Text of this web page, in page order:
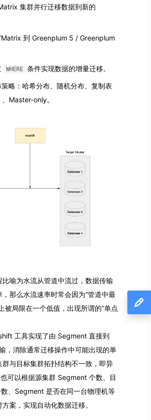
集群并行迁移数据到新的
到 Greenplum 5 / Greenplum
WHERE 条件实现数据的增量迁移。
略：哈希分布、随机分布、复制表
、Master-only。
喻为水流从管道中流过，数据传输
那么水流速率时常会因为“管道中最
被局限在一个低值，出现所谓的“单点
工具实现了由 Segment 直接到
，消除通常迁移操作中可能出现的单
群与目标集群拓扑结构不一致，即异
可以根据源集群 Segment 个数、目
、Segment 是否在同一台物理机等
案，实现自动化数据迁移。